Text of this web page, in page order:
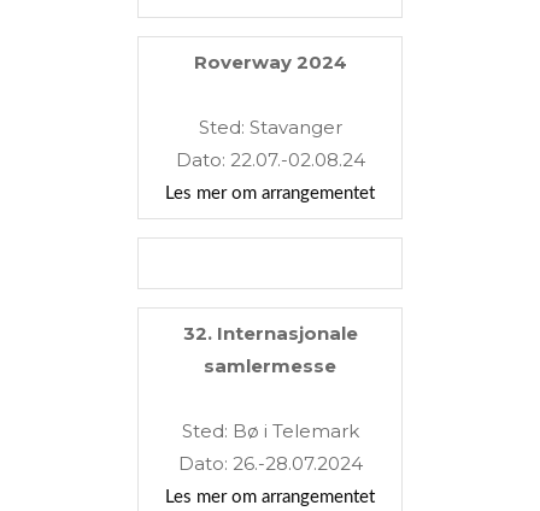
Roverway 2024
Sted: Stavanger
Dato: 22.07.-02.08.24
Les mer om arrangementet
32. Internasjonale
samlermesse
Sted: Bø i Telemark
Dato: 26.-28.07.2024
Les mer om arrangementet